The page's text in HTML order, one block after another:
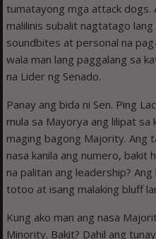
tumatayong mga attack dogs.
malilinis subalit nagtatago
soundbites at personal na
wala man lang paggalang sa
na Lider ng Senado.
Panay ang bida ni Sen. Ping
mula sa Mayorya ang lilipat sa
maging bagong Majority. Ang
nasa kanila ang numero, bakit
na palitan ang leadership?
totoo at isang malaking bluff
Kung ako man ang nasa
Minority. Bakit? Dahil ang